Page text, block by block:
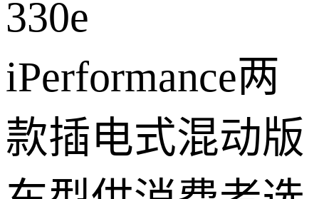
330e
iPerformance两
款插电式混动版